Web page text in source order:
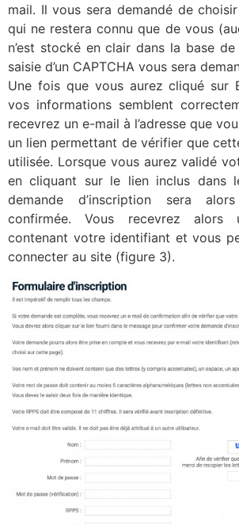
mail. Il vous sera demandé de
qui ne restera connu que de vous
n’est stocké en clair dans la base
saisie d’un CAPTCHA vous sera
Une fois que vous aurez cliqué sur
vos informations semblent
recevrez un e-mail à l’adresse que
un lien permettant de vérifier que
utilisée. Lorsque vous aurez validé
en cliquant sur le lien inclus dans
demande d’inscription sera
confirmée. Vous recevrez alors
contenant votre identifiant et vous
connecter au site (figure 3).